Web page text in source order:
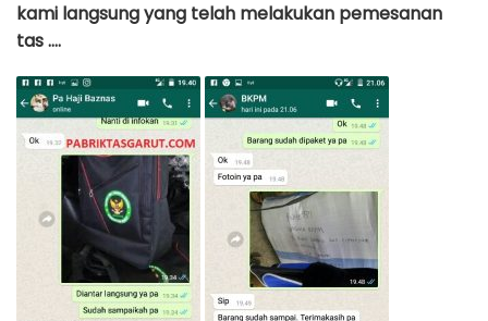
kami langsung yang telah melakukan pemesanan
tas ….